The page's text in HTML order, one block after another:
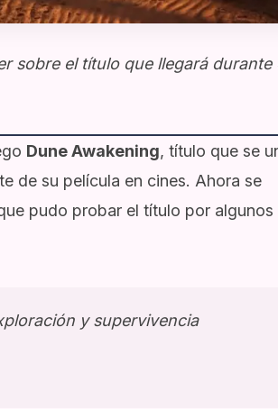
sobre el título que llegará durante
Dune Awakening, título que se
de su película en cines. Ahora se
pudo probar el título por algunos
y supervivencia